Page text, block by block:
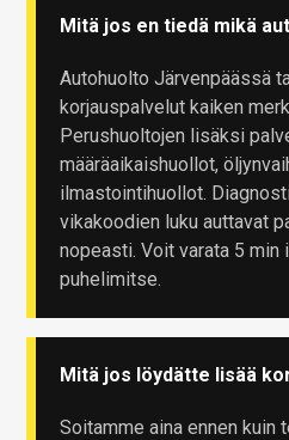
Mitä jos en tiedä mikä
Autohuolto Järvenpäässä
korjauspalvelut kaiken
Perushuoltojen lisäksi
määräaikaishuollot,
ilmastointihuollot.
vikakoodien luku auttavat
nopeasti. Voit varata 5 min
puhelimitse.
Mitä jos löydätte lisää
Soitamme aina ennen kuin